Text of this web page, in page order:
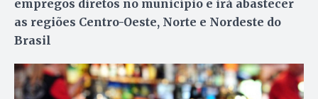
empregos diretos no município e irá abastecer
as regiões Centro-Oeste, Norte e Nordeste do
Brasil